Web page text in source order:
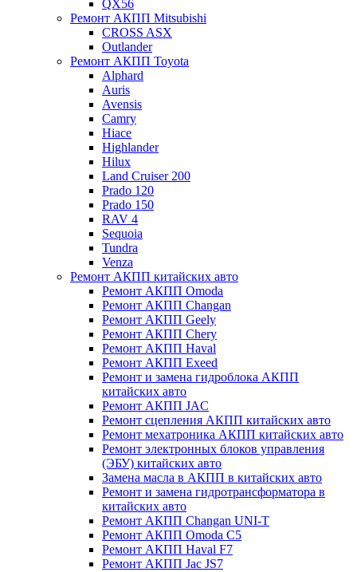
QX56
Ремонт АКПП Mitsubishi
CROSS ASX
Outlander
Ремонт АКПП Toyota
Alphard
Auris
Avensis
Camry
Hiace
Highlander
Hilux
Land Cruiser 200
Prado 120
Prado 150
RAV 4
Sequoia
Tundra
Venza
Ремонт АКПП китайских авто
Ремонт АКПП Omoda
Ремонт АКПП Changan
Ремонт АКПП Geely
Ремонт АКПП Chery
Ремонт АКПП Haval
Ремонт АКПП Exeed
Ремонт и замена гидроблока АКПП
китайских авто
Ремонт АКПП JAC
Ремонт сцепления АКПП китайских авто
Ремонт мехатроника АКПП китайских авто
Ремонт электронных блоков управления
(ЭБУ) китайских авто
Замена масла в АКПП в китайских авто
Ремонт и замена гидротрансформатора в
китайских авто
Ремонт АКПП Changan UNI-T
Ремонт АКПП Omoda C5
Ремонт АКПП Haval F7
Ремонт АКПП Jac JS7